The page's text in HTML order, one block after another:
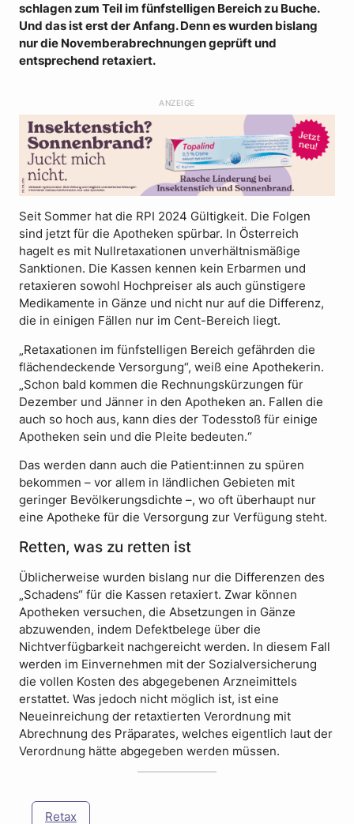
schlagen zum Teil im fünfstelligen Bereich zu Buche.
Und das ist erst der Anfang. Denn es wurden bislang
nur die Novemberabrechnungen geprüft und
entsprechend retaxiert.
ANZEIGE
Seit Sommer hat die RPI 2024 Gültigkeit. Die Folgen
sind jetzt für die Apotheken spürbar. In Österreich
hagelt es mit Nullretaxationen unverhältnismäßige
Sanktionen. Die Kassen kennen kein Erbarmen und
retaxieren sowohl Hochpreiser als auch günstigere
Medikamente in Gänze und nicht nur auf die Differenz,
die in einigen Fällen nur im Cent-Bereich liegt.
„Retaxationen im fünfstelligen Bereich gefährden die
flächendeckende Versorgung“, weiß eine Apothekerin.
„Schon bald kommen die Rechnungskürzungen für
Dezember und Jänner in den Apotheken an. Fallen die
auch so hoch aus, kann dies der Todesstoß für einige
Apotheken sein und die Pleite bedeuten.“
Das werden dann auch die Patient:innen zu spüren
bekommen – vor allem in ländlichen Gebieten mit
geringer Bevölkerungsdichte –, wo oft überhaupt nur
eine Apotheke für die Versorgung zur Verfügung steht.
Retten, was zu retten ist
Üblicherweise wurden bislang nur die Differenzen des
„Schadens“ für die Kassen retaxiert. Zwar können
Apotheken versuchen, die Absetzungen in Gänze
abzuwenden, indem Defektbelege über die
Nichtverfügbarkeit nachgereicht werden. In diesem Fall
werden im Einvernehmen mit der Sozialversicherung
die vollen Kosten des abgegebenen Arzneimittels
erstattet. Was jedoch nicht möglich ist, ist eine
Neueinreichung der retaxtierten Verordnung mit
Abrechnung des Präparates, welches eigentlich laut der
Verordnung hätte abgegeben werden müssen.
Retax